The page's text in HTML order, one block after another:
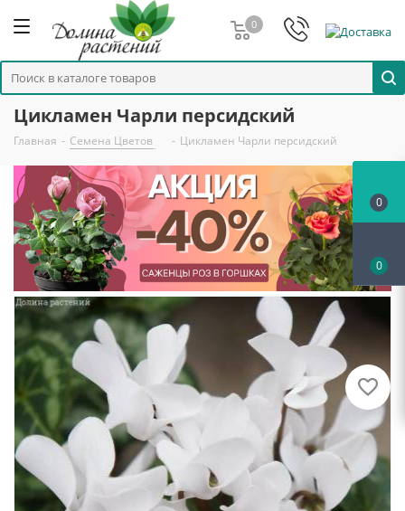
0
Цикламен Чарли персидский
Главная - Семена Цветов - Цикламен Чарли персидский
0
0